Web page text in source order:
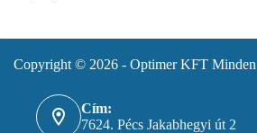
Copyright © 2026 - Optimer KFT Minden
Cím:
7624. Pécs Jakabhegyi út 2